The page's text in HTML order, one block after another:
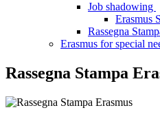
Job shadowing
Erasmus
Rassegna
Erasmus for special
Rassegna Stampa